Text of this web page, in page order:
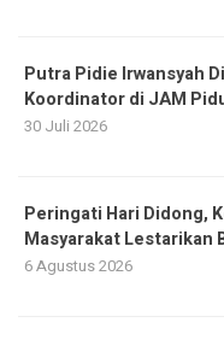
Putra Pidie Irwansyah
Koordinator di JAM
30 Juli 2026
Peringati Hari Didong,
Masyarakat Lestarikan
6 Agustus 2026